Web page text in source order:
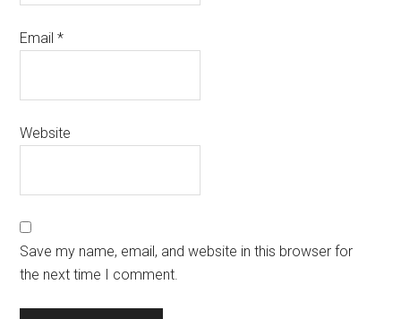
Email*
Website
Save my name, email, and website in this browser for
the next time I comment.